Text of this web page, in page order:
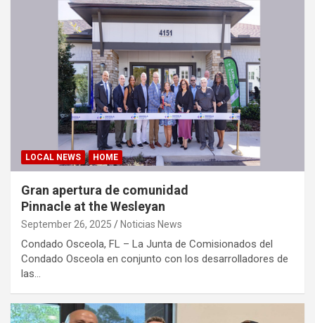
LOCAL NEWS HOME
Gran apertura de comunidad
Pinnacle at the Wesleyan
September 26, 2025 Noticias News
Condado Osceola, FL – La Junta de Comisionados del
Condado Osceola en conjunto con los desarrolladores de
las…